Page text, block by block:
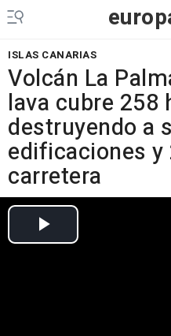
ISLAS CANARIAS
Volcán La
lava cubre 258
destruyendo a
edificaciones y
carretera